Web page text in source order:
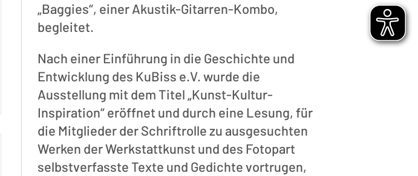
„Baggies“, einer Akustik-Gitarren-Kombo,
begleitet.
Nach einer Einführung in die Geschichte und
Entwicklung des KuBiss e.V. wurde die
Ausstellung mit dem Titel „Kunst-Kultur-
Inspiration“ eröffnet und durch eine Lesung, für
die Mitglieder der Schriftrolle zu ausgesuchten
Werken der Werkstattkunst und des Fotopart
selbstverfasste Texte und Gedichte vortrugen,